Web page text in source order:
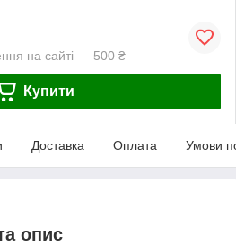
на сайті — 500 ₴
Купити
Доставка Оплата Умови
опис